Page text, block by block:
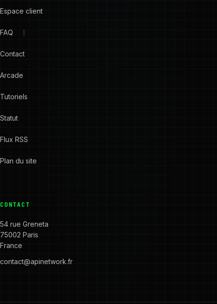
Espace client
FAQ
Contact
Arcade
Tutoriels
Statut
Flux RSS
Plan du site
CONTACT
54 rue Greneta
75002 Paris
France
contact@apinetwork.fr